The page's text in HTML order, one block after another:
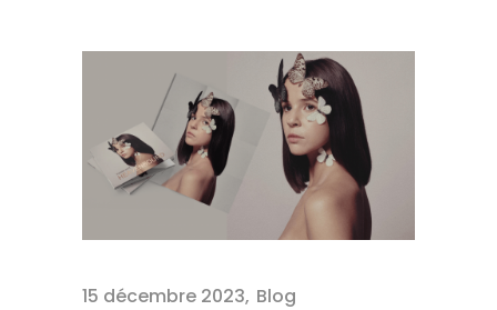
15 décembre 2023 Blog